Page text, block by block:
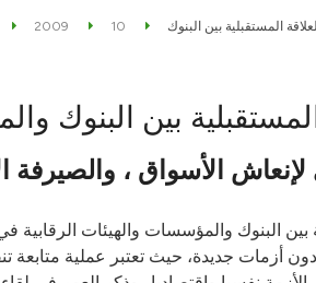
2009 10
المستقبلية بين البنوك
بين البنوك
الأسواق ، والصيرفة
البنوك والمؤسسات والهيئات
أزمات جديدة، حيث تعتبر عملية